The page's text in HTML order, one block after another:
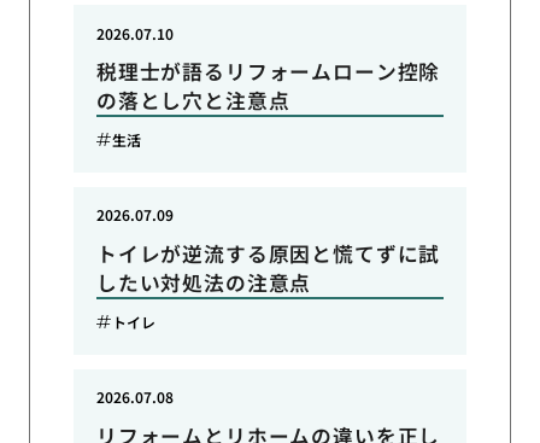
税理士が語るリフォームローン控除
の落とし穴と注意点
2026.07.10
生活
トイレが逆流する原因と慌てずに試
したい対処法の注意点
2026.07.09
トイレ
リフォームとリホームの違いを正し
2026.07.08